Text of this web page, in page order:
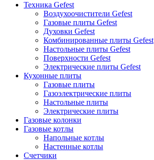
Техника Gefest
Воздухоочистители Gefest
Газовые плиты Gefest
Духовки Gefest
Комбинированные плиты Gefest
Настольные плиты Gefest
Поверхности Gefest
Электрические плиты Gefest
Кухонные плиты
Газовые плиты
Газоэлектрические плиты
Настольные плиты
Электрические плиты
Газовые колонки
Газовые котлы
Напольные котлы
Настенные котлы
Счетчики